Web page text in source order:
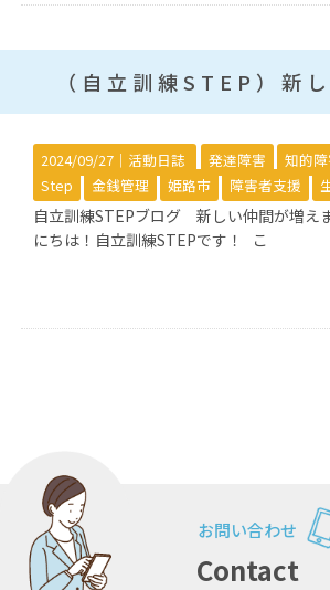
（自立訓練STEP）新
2024/09/27｜ 活動日誌 発達障害 知的
Step
金銭管理 姫路市 障害者支援
自立訓練STEPブログ 新しい仲間が増え
にちは！自立訓練STEPです！ こ
お問い合わせ
Contact